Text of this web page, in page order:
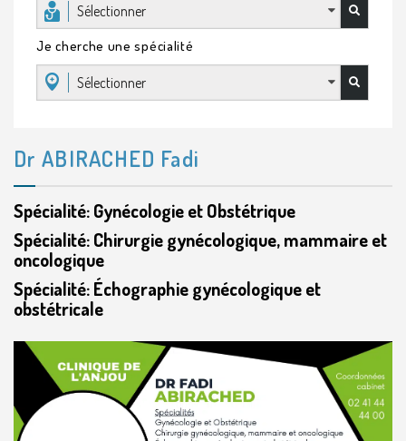
Sélectionner
Je cherche une spécialité
Sélectionner
Dr ABIRACHED Fadi
Spécialité: Gynécologie et Obstétrique
Spécialité: Chirurgie gynécologique, mammaire et
oncologique
Spécialité: Échographie gynécologique et
obstétricale